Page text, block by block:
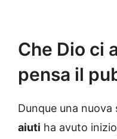
Che Dio ci
pensa il
Dunque una nuova
aiuti ha avuto